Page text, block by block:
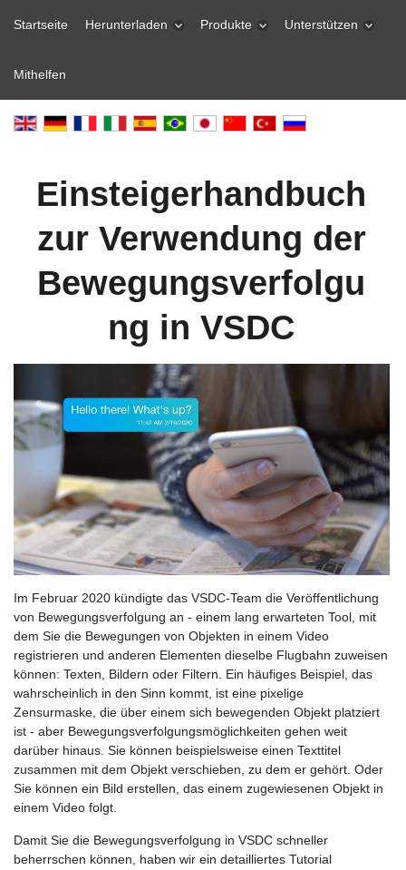
Startseite Herunterladen Produkte Unterstützen
Mithelfen
Einsteigerhandbuch
zur Verwendung der
Bewegungsverfolgu
ng in VSDC
Im Februar 2020 kündigte das VSDC-Team die Veröffentlichung
von Bewegungsverfolgung an - einem lang erwarteten Tool, mit
dem Sie die Bewegungen von Objekten in einem Video
registrieren und anderen Elementen dieselbe Flugbahn zuweisen
können: Texten, Bildern oder Filtern. Ein häufiges Beispiel, das
wahrscheinlich in den Sinn kommt, ist eine pixelige
Zensurmaske, die über einem sich bewegenden Objekt platziert
ist - aber Bewegungsverfolgungsmöglichkeiten gehen weit
darüber hinaus. Sie können beispielsweise einen Texttitel
zusammen mit dem Objekt verschieben, zu dem er gehört. Oder
Sie können ein Bild erstellen, das einem zugewiesenen Objekt in
einem Video folgt.
Damit Sie die Bewegungsverfolgung in VSDC schneller
beherrschen können, haben wir ein detailliertes Tutorial